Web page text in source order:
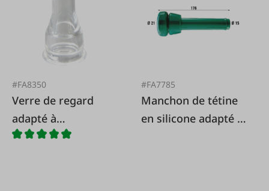
#FA8350
Verre de regard
adapté à
GEA/Westfalia
#FA7785
Manchon de tétine
en silicone adapté à